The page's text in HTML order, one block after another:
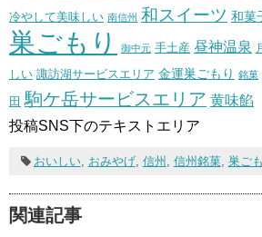
冷やして美味しい 南信州 和スイーツ 和菓
巣ごもり 御中元 手土産 昼神温泉
しい 諏訪湖サービスエリア 金運巣ごもり 銘菓
田 駒ケ岳サービスエリア 黄味餡
投稿SNS下のテキストエリア
おいしい, おみやげ, 信州 信州銘菓, 巣ご
関連記事